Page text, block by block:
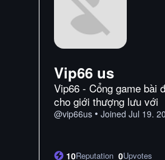
Vip66 us
Vip66 - Cổng game bài
cho giới thượng lưu với
@vip66us • Joined Jul 19.
10Reputation 0Upvotes